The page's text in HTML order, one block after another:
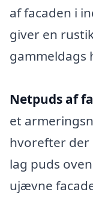
af facaden i
giver en
gammeldags
Netpuds af
et
hvorefter
lag puds
ujævne